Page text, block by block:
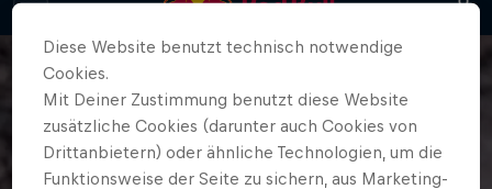
Diese Website benutzt technisch notwendige
Cookies.
Mit Deiner Zustimmung benutzt diese Website
zusätzliche Cookies (darunter auch Cookies von
Drittanbietern) oder ähnliche Technologien, um die
Funktionsweise der Seite zu sichern, aus Marketing-